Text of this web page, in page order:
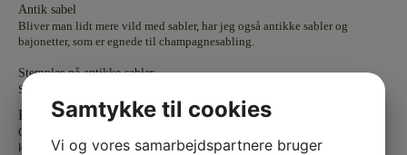
Antik sabel
Bliver man lidt mere vild med sabler, har jeg også antikke sabler og
bajonetter, som er egnede til champagnesabling.
Stempler på antikke sabler
Stemplerne har også en historie,
Køb og salg af sabler
Champagnesabling.dk køber og sælger sabler, og tager gerne sabler i
kommission.
Samtykke til cookies
Vi og vores samarbejdspartnere bruger